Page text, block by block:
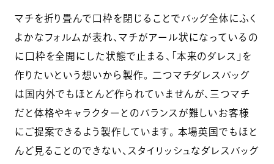
マチを折り畳んで口枠を閉じることでバッグ全体にふく
よかなフォルムが表れ、マチがアール状になっているの
に口枠を全開にした状態で止まる、「本来のダレス」を
作りたいという想いから製作。 二つマチダレスバッグ
は国内外でもほとんど作られていませんが、三つマチ
だと体格やキャラクターとのバランスが難しいお客様
にご提案できるよう製作しています。 本場英国でもほと
んど見ることのできない、スタイリッシュなダレスバッグ